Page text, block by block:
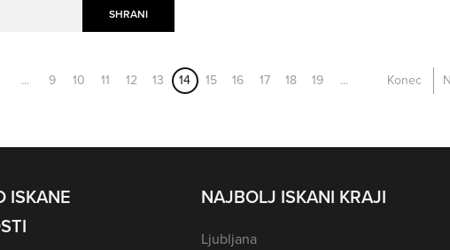
SHRANI
... 9 10 11 12 13 14 15 16 17 18 19 ... Konec
ISKANE
NAJBOLJ ISKANI KRAJI
Ljubljana